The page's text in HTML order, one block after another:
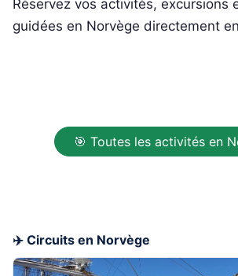
Réservez vos activités, excursions
guidées en Norvège directement
🎯 Toutes les activités en
✈️ Circuits en Norvège